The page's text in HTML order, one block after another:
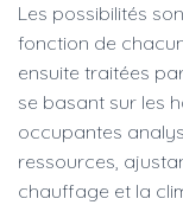
Les possibilités
fonction de
ensuite traitées
se basant sur les
occupantes
ressources,
chauffage et la